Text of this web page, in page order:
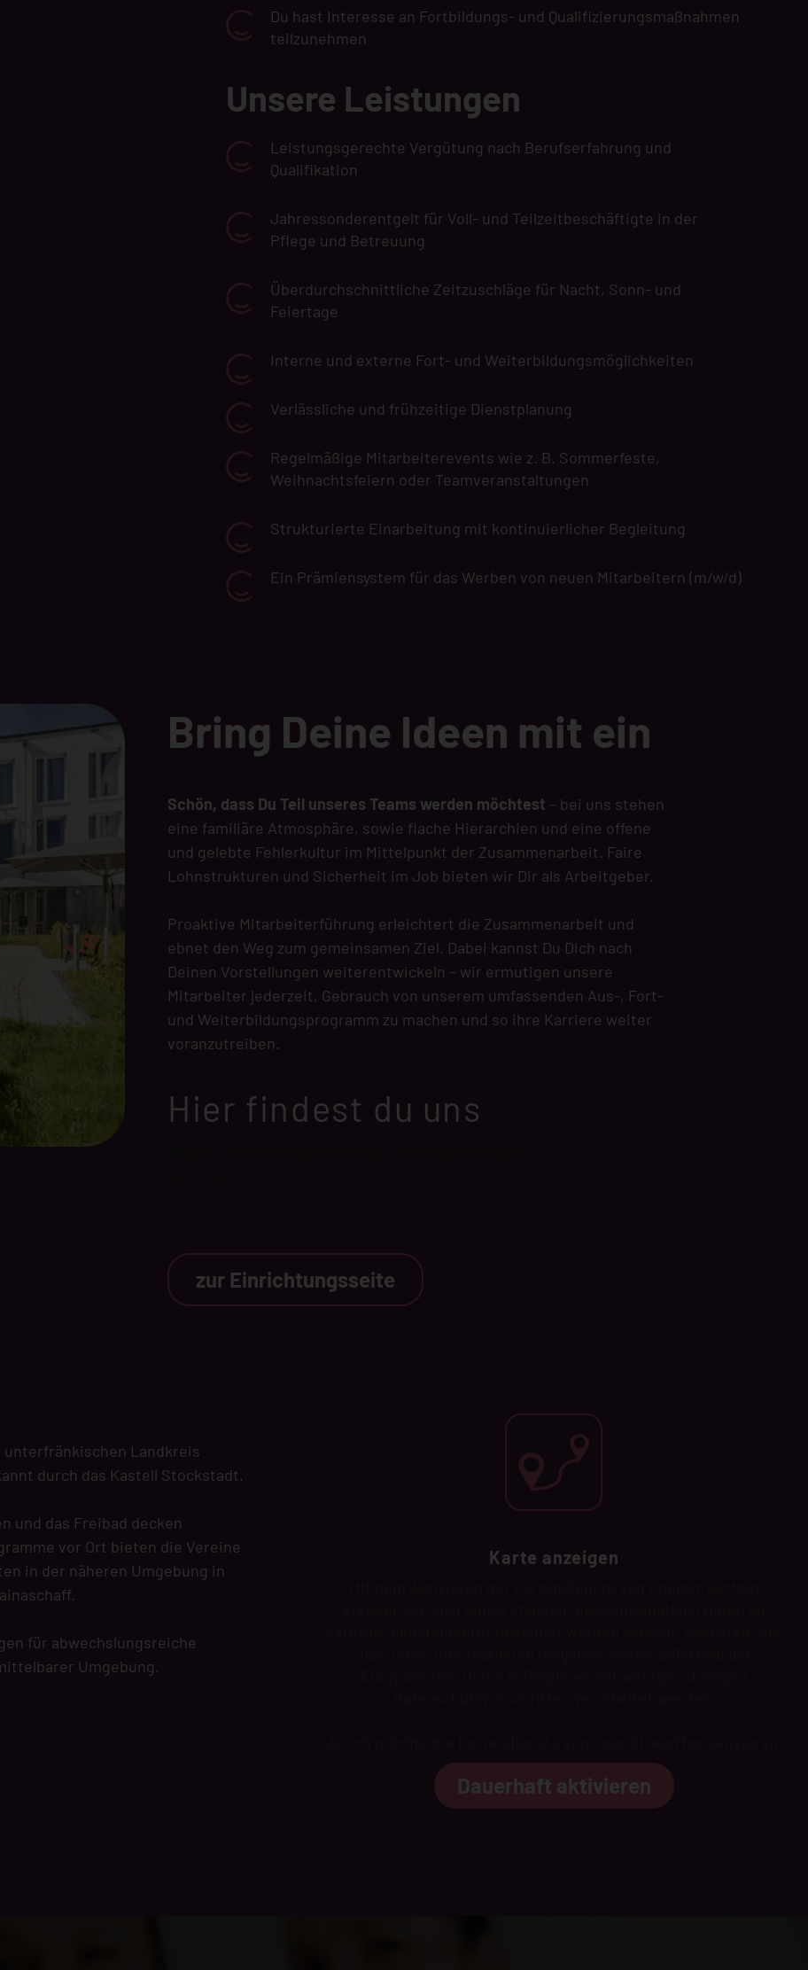
Du hast Interesse an Fortbildungs- und Qualifizierungsmaßnahmen
teilzunehmen
Unsere Leistungen
Leistungsgerechte Vergütung nach Berufserfahrung und
Qualifikation
Jahressonderentgelt für Voll- und Teilzeitbeschäftigte in der
Pflege und Betreuung
Überdurchschnittliche Zeitzuschläge für Nacht, Sonn- und
Feiertage
Interne und externe Fort- und Weiterbildungsmöglichkeiten
Verlässliche und frühzeitige Dienstplanung
Regelmäßige Mitarbeiterevents wie z. B. Sommerfeste,
Weihnachtsfeiern oder Teamveranstaltungen
Strukturierte Einarbeitung mit kontinuierlicher Begleitung
Ein Prämiensystem für das Werben von neuen Mitarbeitern (m/w/d)
Bring Deine Ideen mit ein
Schön, dass Du Teil unseres Teams werden möchtest – bei uns stehen
eine familiäre Atmosphäre, sowie flache Hierarchien und eine offene
und gelebte Fehlerkultur im Mittelpunkt der Zusammenarbeit. Faire
Lohnstrukturen und Sicherheit im Job bieten wir Dir als Arbeitgeber.
Proaktive Mitarbeiterführung erleichtert die Zusammenarbeit und
ebnet den Weg zum gemeinsamen Ziel. Dabei kannst Du Dich nach
Deinen Vorstellungen weiterentwickeln – wir ermutigen unsere
Mitarbeiter jederzeit, Gebrauch von unserem umfassenden Aus-, Fort-
und Weiterbildungsprogramm zu machen und so ihre Karriere weiter
voranzutreiben.
Hier findest du uns
zur Einrichtungsseite
Landkreis
durch das Kastell Stockstadt.
und das Freibad decken
vor Ort bieten die Vereine
in der näheren Umgebung in
für abwechslungsreiche
Umgebung.
Karte anzeigen
Dauerhaft aktivieren